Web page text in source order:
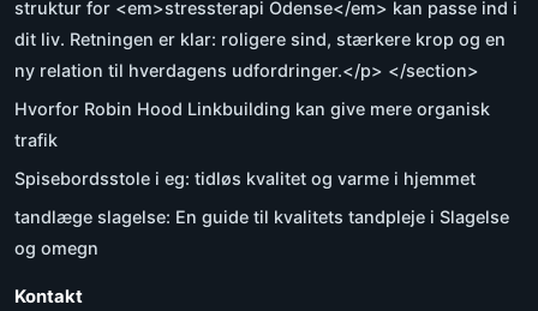
struktur for <em>stressterapi Odense</em> kan passe ind i
dit liv. Retningen er klar: roligere sind, stærkere krop og en
ny relation til hverdagens udfordringer.</p> </section>
Hvorfor Robin Hood Linkbuilding kan give mere organisk
trafik
Spisebordsstole i eg: tidløs kvalitet og varme i hjemmet
tandlæge slagelse: En guide til kvalitets tandpleje i Slagelse
og omegn
Kontakt